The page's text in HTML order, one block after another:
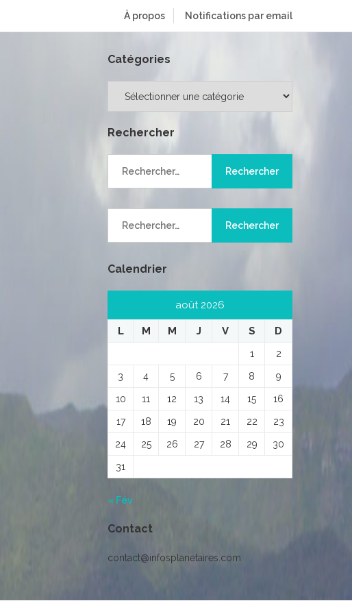
À propos Notifications par email
Catégories
Rechercher
Calendrier
août 2026
L M M J V S D
1 2
3 4 5 6 7 8 9
10 11 12 13 14 15 16
17 18 19 20 21 22 23
24 25 26 27 28 29 30
31
« Fév
Contact
contact@infosplanetaires.com